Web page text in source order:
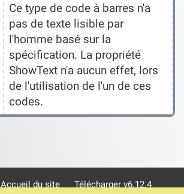
Ce type de code à barres n'a
pas de texte lisible par
l'homme basé sur la
spécification. La propriété
ShowText n'a aucun effet, lors
de l'utilisation de l'un de ces
codes.
Accueil du site Télécharger v6.12.4